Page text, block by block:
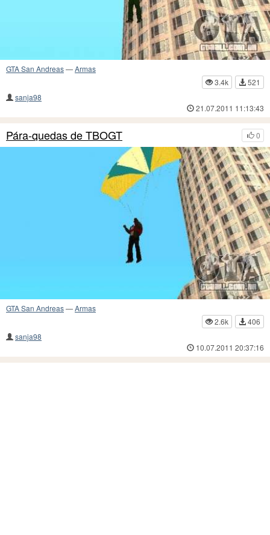
GTA San Andreas—Armas
3.4k
521
sanja98
21.07.2011 11:13:43
0
Pára-quedas de TBOGT
GTA San Andreas—Armas
2.6k
406
sanja98
10.07.2011 20:37:16